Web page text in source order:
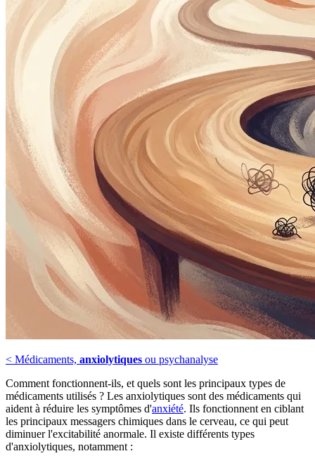
< Médicaments, anxiolytiques ou psychanalyse
Comment fonctionnent-ils, et quels sont les principaux types de
médicaments utilisés ? Les anxiolytiques sont des médicaments qui
aident à réduire les symptômes d'anxiété. Ils fonctionnent en ciblant
les principaux messagers chimiques dans le cerveau, ce qui peut
diminuer l'excitabilité anormale. Il existe différents types
d'anxiolytiques, notamment :